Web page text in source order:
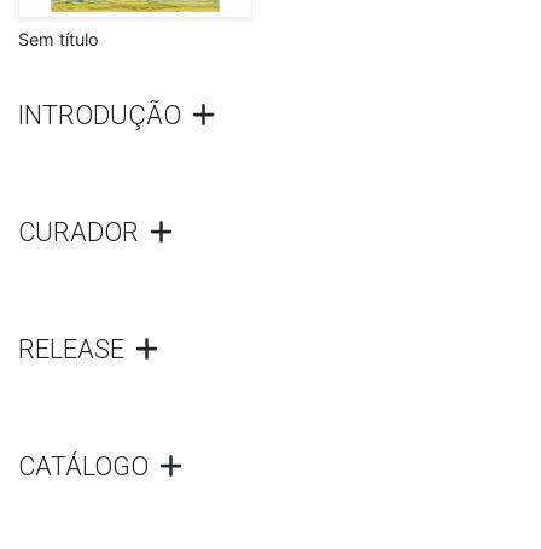
Sem título
INTRODUÇÃO
CURADOR
RELEASE
CATÁLOGO